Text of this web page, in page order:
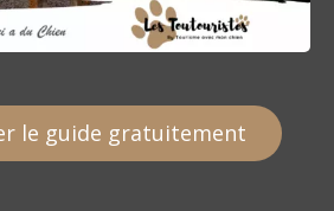
le guide gratuitement